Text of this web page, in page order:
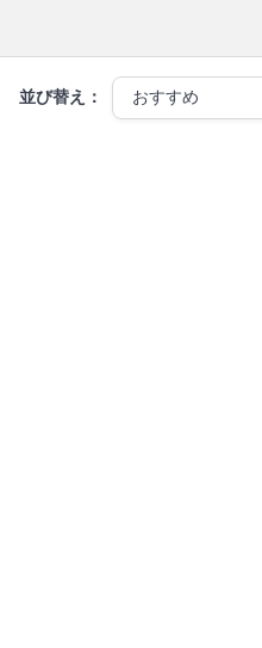
並び替え：